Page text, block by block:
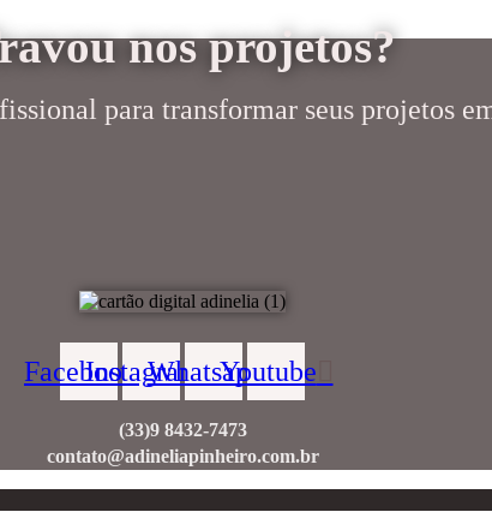
nos projetos?
para transformar seus projetos
FacebookInstagramWhatsappYoutube
(33)9 8432-7473
contato@adineliapinheiro.com.br